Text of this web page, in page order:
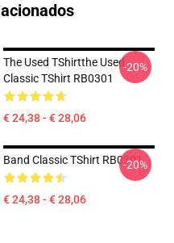
The Used TShirtthe Used
Classic TShirt RB0301
€ 24,38 - € 28,06
-20%
Band Classic TShirt RB0301
€ 24,38 - € 28,06
-20%